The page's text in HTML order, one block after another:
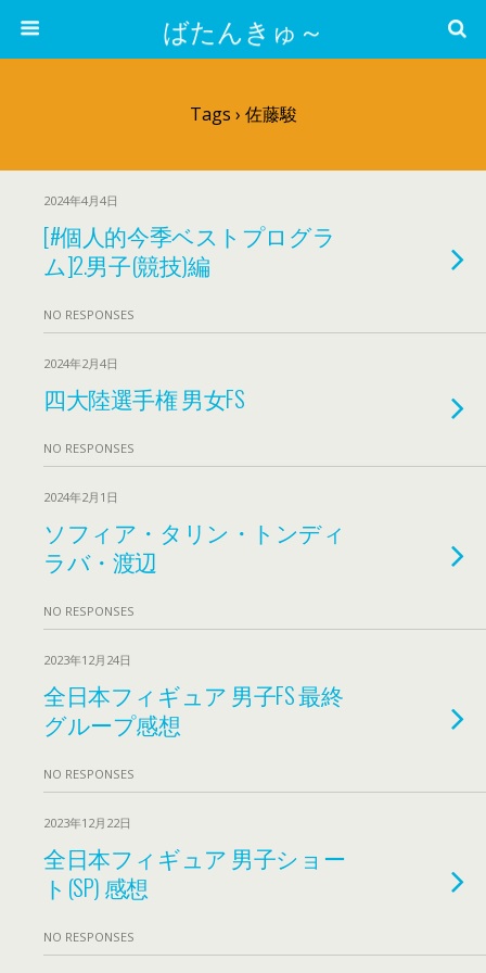
ばたんきゅ～
Tags › 佐藤駿
2024年4月4日
[#個人的今季ベストプログラ
ム]2.男子(競技)編
NO RESPONSES
2024年2月4日
四大陸選手権 男女FS
NO RESPONSES
2024年2月1日
ソフィア・タリン・トンディ
ラバ・渡辺
NO RESPONSES
2023年12月24日
全日本フィギュア 男子FS 最終
グループ感想
NO RESPONSES
2023年12月22日
全日本フィギュア 男子ショー
ト(SP) 感想
NO RESPONSES